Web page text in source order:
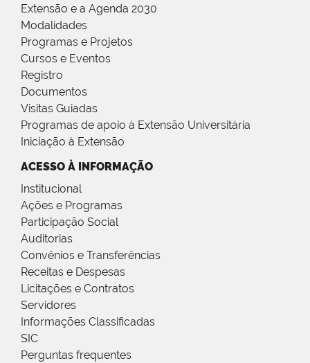
Extensão e a Agenda 2030
Modalidades
Programas e Projetos
Cursos e Eventos
Registro
Documentos
Visitas Guiadas
Programas de apoio à Extensão Universitária
Iniciação à Extensão
ACESSO À INFORMAÇÃO
Institucional
Ações e Programas
Participação Social
Auditorias
Convênios e Transferências
Receitas e Despesas
Licitações e Contratos
Servidores
Informações Classificadas
SIC
Perguntas frequentes